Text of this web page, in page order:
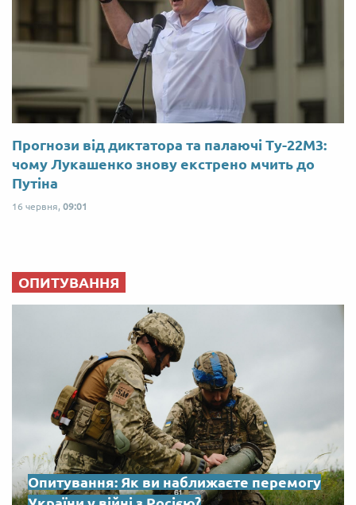
Прогнози від диктатора та палаючі Ту-22М3:
чому Лукашенко знову екстрено мчить до
Путіна
16 червня, 09:01
ОПИТУВАННЯ
Опитування: Як ви наближаєте перемогу